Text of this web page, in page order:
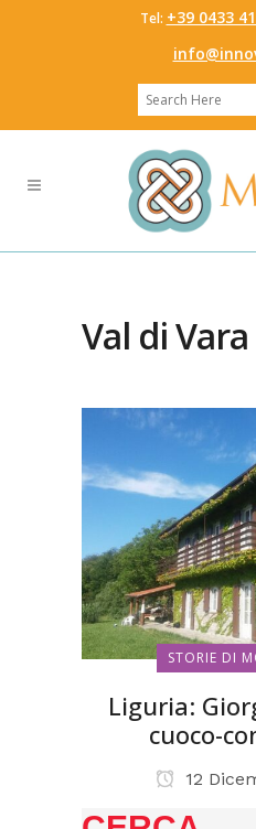
Tel: ‭+39 0433
Val di
STORIE DI
Liguria:
cuoco-
12